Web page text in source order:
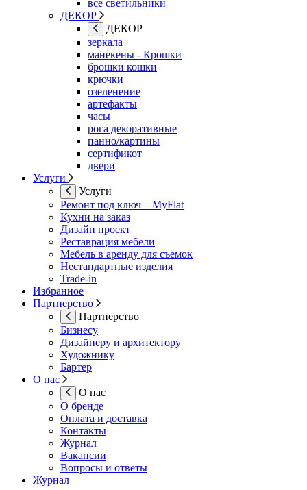
все светильники
ДЕКОР
ДЕКОР
зеркала
манекены - Крошки
брошки кошки
крючки
озеленение
артефакты
часы
рога декоративные
панно/картины
сертификот
двери
Услуги
Услуги
Ремонт под ключ – MyFlat
Кухни на заказ
Дизайн проект
Реставрация мебели
Мебель в аренду для съемок
Нестандартные изделия
Trade-in
Избранное
Партнерство
Партнерство
Бизнесу
Дизайнеру и архитектору
Художнику
Бартер
О нас
О нас
О бренде
Оплата и доставка
Контакты
Журнал
Вакансии
Вопросы и ответы
Журнал